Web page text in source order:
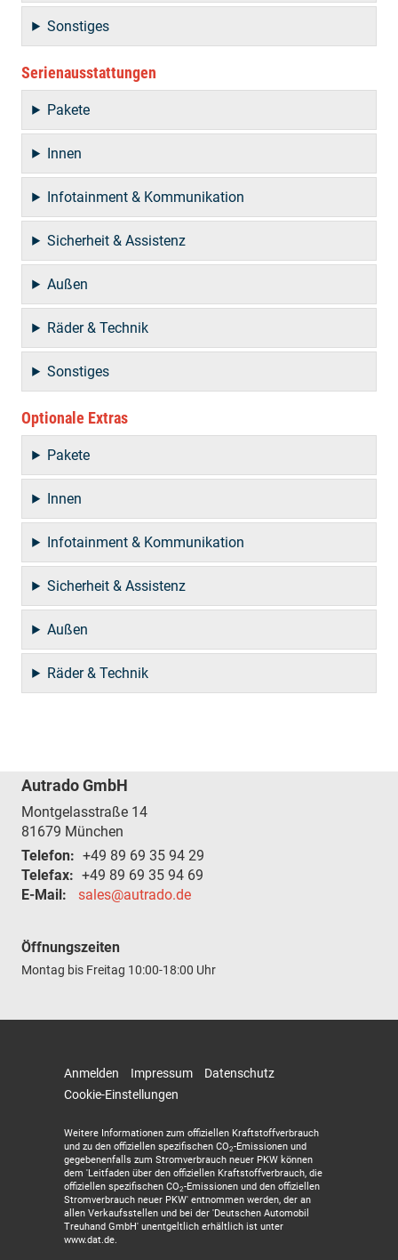
Sonstiges
Serienausstattungen
Pakete
Innen
Infotainment & Kommunikation
Sicherheit & Assistenz
Außen
Räder & Technik
Sonstiges
Optionale Extras
Pakete
Innen
Infotainment & Kommunikation
Sicherheit & Assistenz
Außen
Räder & Technik
Autrado GmbH
Montgelasstraße 14
81679 München
Telefon: +49 89 69 35 94 29
Telefax: +49 89 69 35 94 69
E-Mail:
sales@autrado.de
Öffnungszeiten
Montag bis Freitag 10:00-18:00 Uhr
Anmelden Impressum
Datenschutz
Cookie-Einstellungen
Weitere Informationen zum offiziellen Kraftstoffverbrauch
und zu den offiziellen spezifischen CO2-Emissionen und
gegebenenfalls zum Stromverbrauch neuer PKW können
dem 'Leitfaden über den offiziellen Kraftstoffverbrauch, die
offiziellen spezifischen CO2-Emissionen und den offiziellen
Stromverbrauch neuer PKW' entnommen werden, der an
allen Verkaufsstellen und bei der 'Deutschen Automobil
Treuhand GmbH' unentgeltlich erhältlich ist unter
www.dat.de.